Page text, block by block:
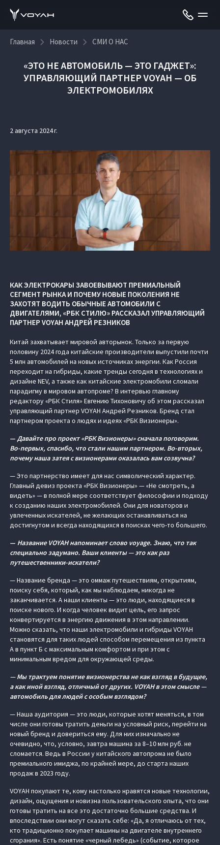
Главная Новости СМИ О НАС
«ЭТО НЕ АВТОМОБИЛЬ — ЭТО ГАДЖЕТ»:
УПРАВЛЯЮЩИЙ ПАРТНЕР VOYAH — ОБ
ЭЛЕКТРОМОБИЛЯХ
2 августа 2024 г.
КАК ЭЛЕКТРОКАРЫ ЗАВОЕВЫВАЮТ ПРЕМИАЛЬНЫЙ
СЕГМЕНТ РЫНКА И ПОЧЕМУ НОВЫЕ ПОКОЛЕНИЯ НЕ
ЗАХОТЯТ ВОДИТЬ ОБЫЧНЫЕ АВТОМОБИЛИ С
ДВИГАТЕЛЯМИ, «РБК СТИЛЮ» РАССКАЗАЛ УПРАВЛЯЮЩИЙ
ПАРТНЕР VOYAH АНДРЕЙ РЕЗНИКОВ
Китай захватывает мировой авторынок. Только за первую
половину 2024 года китайские производители выпустили почти
5 млн автомобилей на новых источниках энергии. Как Россия
переходит на гибриды, какие тренды сегодня в технологиях и
дизайне NEV, а также как китайские электромобили сломали
парадигму в мировом автопроме? В интервью главному
редактору «РБК Стиля» Евгению Тихоновичу об этом рассказал
управляющий партнер VOYAH Андрей Резников. Бренд стал
партнером проекта о людях и идеях «РБК Визионеры».
— Давайте про проект «РБК Визионеры» сначала поговорим.
Во-первых, спасибо, что стали нашим партнером. Во-вторых,
почему наша затея с визионерами оказалась вам созвучна?
— Это партнерство имеет для нас символический характер.
Главный девиз проекта «РБК Визионеры» — «Не смотреть, а
видеть» — в полной мере соответствует философии и подходу
к созданию наших электромобилей. Они для новаторов и
увлеченных искателей, не желающих останавливаться на
достигнутом и всегда находящихся в поисках чего-то большего.
— Название VOYAH напоминает слово voyage. Знаю, что так
специально задумано. Ваши клиенты — это как раз
путешественники-искатели?
— Название бренда — это оммаж путешествиям, открытиям,
поиску себя, который, как мы наблюдаем, никогда не
заканчивается. А наши клиенты — это люди, находящиеся в
поиске нового. И когда человек видит цель, его запрос
конвертируется в энергию движения в этом направлении.
Можно сказать, что наши электромобили и гибриды VOYAH
становятся для таких людей способом перемещения из пункта
A в пункт Б с максимальным комфортом и при этом с
минимальным вредом для окружающей среды.
— Мы трактуем понятие визионерства не как взгляд в будущее,
а как иной взгляд, отличный от других. VOYAH в этом смысле —
автомобиль для людей с особым взглядом?
— Наша аудитория — это люди, которые хотят меняться, в том
числе они готовы тратить деньги на условный риск, перейти на
новый бренд и довериться ему. Для них изначально не
очевидно, что, условно, завтра машина за 8–10 млн руб. не
сломается. Ведь в России у китайского автопрома не было
премиального имиджа, по крайней мере, до старта наших
продаж в 2023 году.
VOYAH покупают те, кому настолько нравятся новые технологии,
дизайн, ощущения и новизна пользовательского опыта, что они
готовы тратить на все это достаточно большие средства. И
впоследствии они могут сказать себе: «Да, я отличаюсь от тех,
кто традиционно покупает машины на двигателе внутреннего
сгорания». Есть понятие «черный лебедь» (событие, которое